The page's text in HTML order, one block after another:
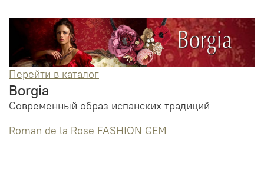
Перейти в каталог
Borgia
Современный образ испанских традиций
Roman de la Rose FASHION GEM